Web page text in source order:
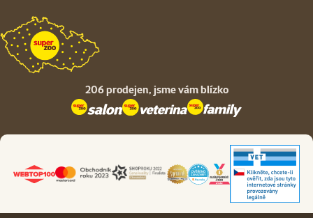
206 prodejen, jsme vám blízko